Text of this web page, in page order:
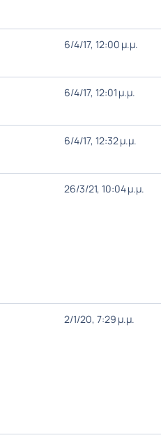
6/4/17, 12:00 μ.μ.
6/4/17, 12:01 μ.μ.
6/4/17, 12:32 μ.μ.
26/3/21, 10:04 μ.μ.
2/1/20, 7:29 μ.μ.